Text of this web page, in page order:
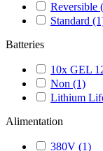
Reversible
Standard
Batteries
10x GEL
Non (1)
Lithium
Alimentation
380V (1)